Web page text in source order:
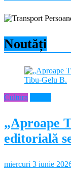
Noutăți
Cultura
„Aproape
editorială
miercuri 3 iunie